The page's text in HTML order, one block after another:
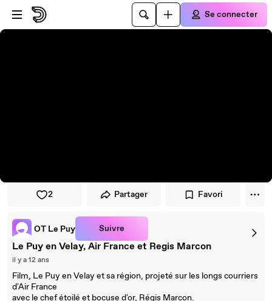
Passer au player
Passer au contenu principal
Se connecter
2 Partager Favori
OT Le Puy Suivre
Le Puy en Velay, Air France et Regis Marcon
il y a 12 ans
Film, Le Puy en Velay et sa région, projeté sur les longs courriers
d'Air France
avec le chef étoilé et bocuse d'or, Régis Marcon.